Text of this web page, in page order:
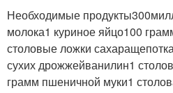
Необходимые
молока1 куриное яйцо100
столовые ложки
сухих дрожжейванилин1
грамм пшеничной муки1